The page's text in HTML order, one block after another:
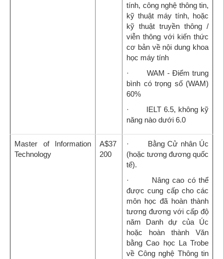
tính, công nghệ thông tin,
kỹ thuật máy tính, hoặc
kỹ thuật truyền thông /
viễn thông với kiến thức
cơ bản về nội dung khoa
học máy tính
· WAM - Điểm trung
bình có trọng số (WAM)
60%
· IELT 6.5, không kỹ
năng nào dưới 6.0
Master of Information
Technology
A$37
200
· Bằng Cử nhân Úc
(hoặc tương đương quốc
tế).
· Nâng cao có thể
được cung cấp cho các
môn học đã hoàn thành
tương đương với cấp độ
năm Danh dự của Úc
hoặc hoàn thành Văn
bằng Cao học La Trobe
về Công nghệ Thông tin